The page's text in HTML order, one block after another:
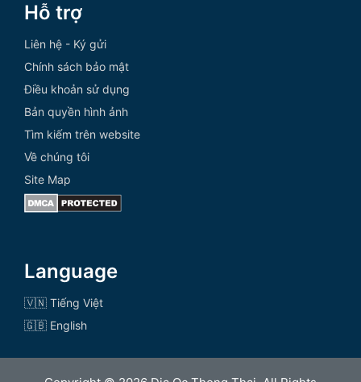
Hỗ trợ
Liên hệ - Ký gửi
Chính sách bảo mật
Điều khoản sử dụng
Bản quyền hình ảnh
Tìm kiếm trên website
Về chúng tôi
Site Map
Language
🇻🇳 Tiếng Việt
🇬🇧 English